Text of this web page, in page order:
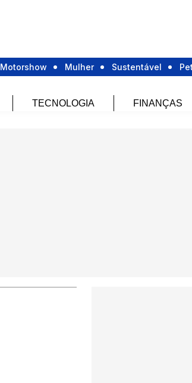
Motorshow Mulher Sustentável Pet
TECNOLOGIA FINANÇAS